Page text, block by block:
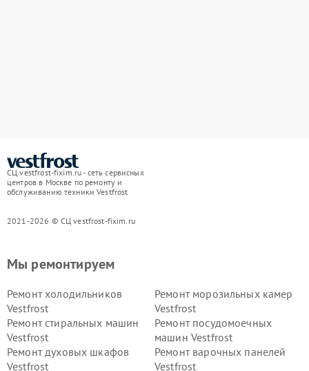
СЦ vestfrost-fixim.ru - сеть сервисных
центров в Москве по ремонту и
обслуживанию техники Vestfrost
2021-2026 © СЦ vestfrost-fixim.ru
Мы ремонтируем
Ремонт холодильников
Vestfrost
Ремонт морозильных камер
Vestfrost
Ремонт стиральных машин
Vestfrost
Ремонт посудомоечных
машин Vestfrost
Ремонт духовых шкафов
Vestfrost
Ремонт варочных панелей
Vestfrost